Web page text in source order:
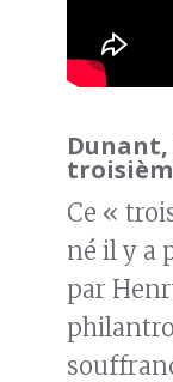
Ce «
né il y a
par